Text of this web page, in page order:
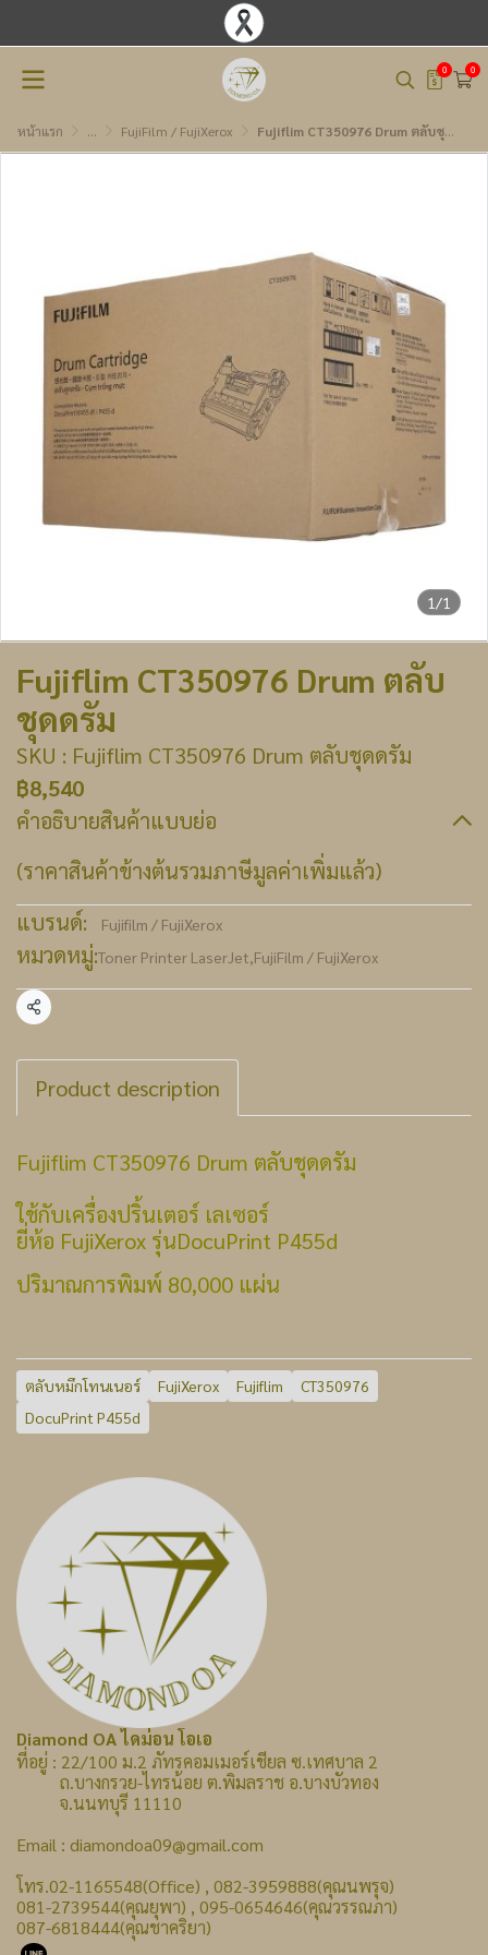
0 0
หน้าแรก ... FujiFilm / FujiXerox Fujiflim CT350976 Drum ตลับชุดดรัม
1/1
Fujiflim CT350976 Drum ตลับ
ชุดดรัม
SKU : Fujiflim CT350976 Drum ตลับชุดดรัม
฿8,540
คำอธิบายสินค้าแบบย่อ
(ราคาสินค้าข้างต้นรวมภาษีมูลค่าเพิ่มแล้ว)
แบรนด์:
Fujifilm / FujiXerox
หมวดหมู่:Toner Printer LaserJet,FujiFilm / FujiXerox
แชร์
Product description
Fujiflim CT350976 Drum ตลับชุดดรัม
ใช้กับเครื่องปริ้นเตอร์ เลเซอร์
ยี่ห้อ FujiXerox รุ่นDocuPrint P455d
ปริมาณการพิมพ์ 80,000 แผ่น
ตลับหมึกโทนเนอร์ FujiXerox Fujiflim
CT350976
DocuPrint P455d
Diamond OA ไดม่อน โอเอ
ที่อยู่ : 22/100 ม.2 ภัทรคอมเมอร์เชียล ซ.เทศบาล 2
ถ.บางกรวย-ไทรน้อย ต.พิมลราช อ.บางบัวทอง
จ.นนทบุรี 11110
Email : diamondoa09@gmail.com
โทร.02-1165548(Office) , 082-3959888(คุณนพรุจ)
081-2739544(คุณยุพา) , 095-0654646(คุณวรรณภา)
087-6818444(คุณชาคริยา)